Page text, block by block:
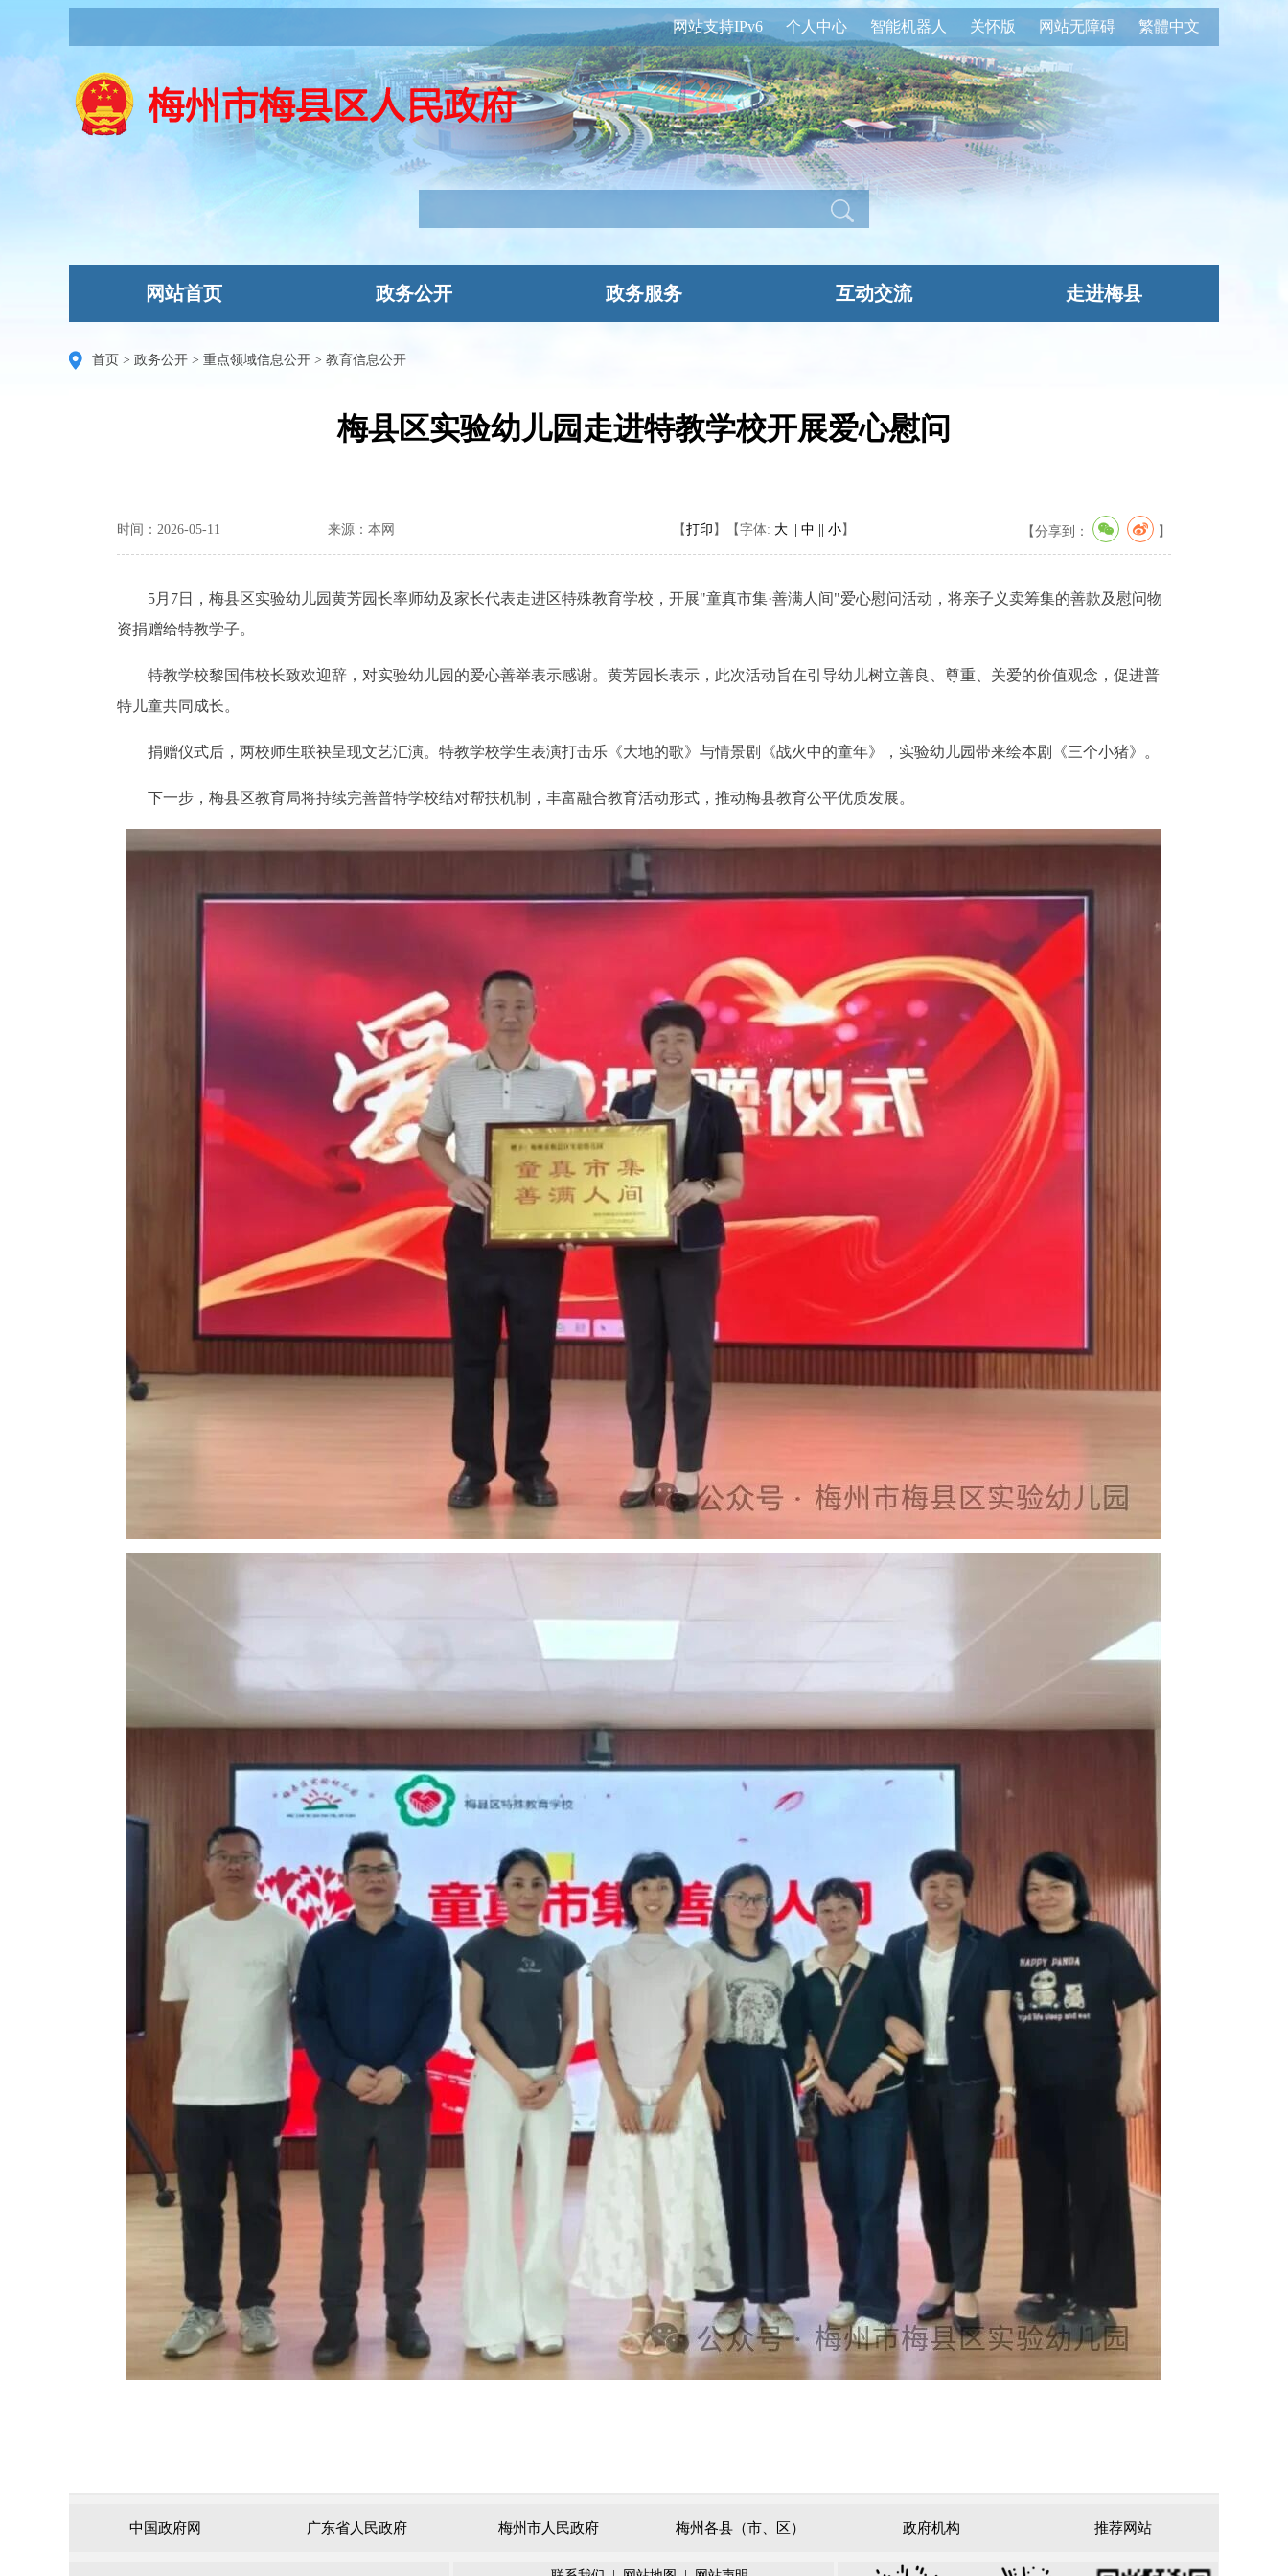
繁體中文
网站无障碍
关怀版
智能机器人
个人中心
网站支持IPv6
网站首页 政务公开 政务服务 互动交流 走进梅县
首页 > 政务公开 > 重点领域信息公开 > 教育信息公开
梅县区实验幼儿园走进特教学校开展爱心慰问
时间：2026-05-11 来源：本网 【分享到： 】
【字体: 大 || 中 || 小】
【打印 】
5月7日，梅县区实验幼儿园黄芳园长率师幼及家长代表走进区特殊教育学校，开展"童真市集·善满人间"爱心慰问活动，将亲子义卖筹集的善款及慰问物
资捐赠给特教学子。
特教学校黎国伟校长致欢迎辞，对实验幼儿园的爱心善举表示感谢。黄芳园长表示，此次活动旨在引导幼儿树立善良、尊重、关爱的价值观念，促进普
特儿童共同成长。
捐赠仪式后，两校师生联袂呈现文艺汇演。特教学校学生表演打击乐《大地的歌》与情景剧《战火中的童年》，实验幼儿园带来绘本剧《三个小猪》。
下一步，梅县区教育局将持续完善普特学校结对帮扶机制，丰富融合教育活动形式，推动梅县教育公平优质发展。
中国政府网 广东省人民政府 梅州市人民政府 梅州各县（市、区） 政府机构 推荐网站